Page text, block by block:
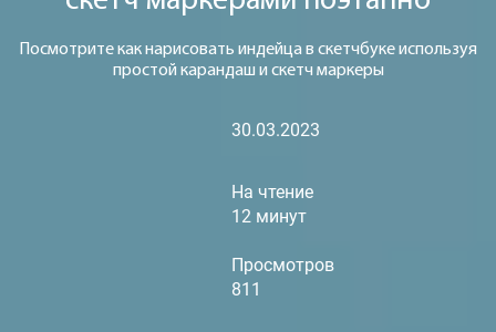
Посмотрите как нарисовать индейца в скетчбуке используя
простой карандаш и скетч маркеры
30.03.2023
На чтение
12 минут
Просмотров
811